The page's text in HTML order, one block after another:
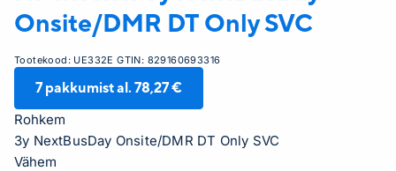
Onsite/DMR DT Only SVC
Tootekood: UE332E GTIN: 829160693316
7 pakkumist al. 78,27 €
Rohkem
3y NextBusDay Onsite/DMR DT Only SVC
Vähem